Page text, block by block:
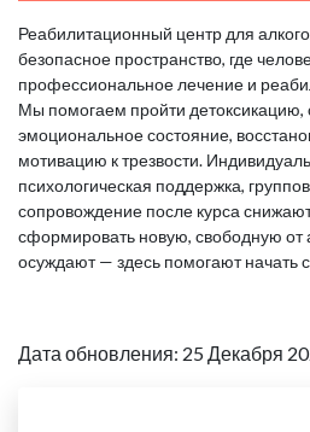
Реабилитационный центр для
безопасное пространство, где
профессиональное лечение и
Мы помогаем пройти детоксикацию,
эмоциональное состояние,
мотивацию к трезвости.
психологическая поддержка,
сопровождение после курса
сформировать новую, свободную от
осуждают — здесь помогают начать
Дата обновления: 25 Декабря